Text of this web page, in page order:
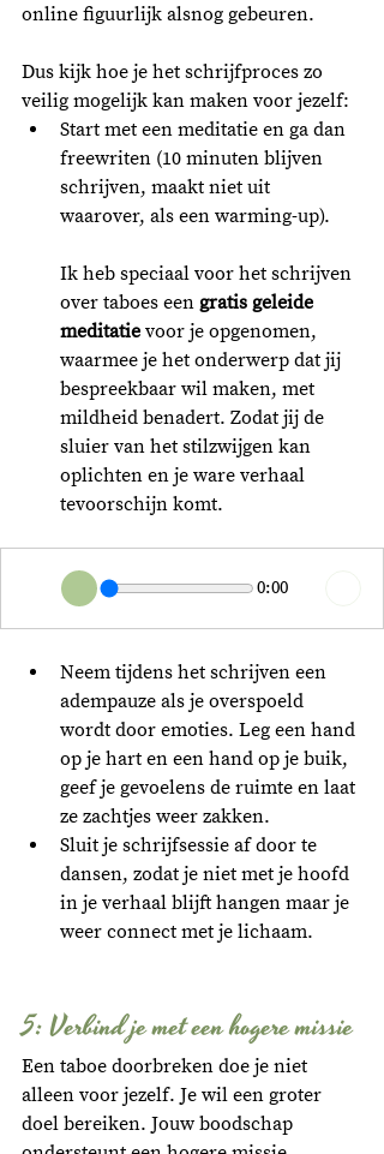
online figuurlijk alsnog gebeuren.
Dus kijk hoe je het schrijfproces zo
veilig mogelijk kan maken voor jezelf:
Start met een meditatie en ga dan
freewriten (10 minuten blijven
schrijven, maakt niet uit
waarover, als een warming-up).
Ik heb speciaal voor het schrijven
over taboes een gratis geleide
meditatie voor je opgenomen,
waarmee je het onderwerp dat jij
bespreekbaar wil maken, met
mildheid benadert. Zodat jij de
sluier van het stilzwijgen kan
oplichten en je ware verhaal
tevoorschijn komt.
0:00
Neem tijdens het schrijven een
adempauze als je overspoeld
wordt door emoties. Leg een hand
op je hart en een hand op je buik,
geef je gevoelens de ruimte en laat
ze zachtjes weer zakken.
Sluit je schrijfsessie af door te
dansen, zodat je niet met je hoofd
in je verhaal blijft hangen maar je
weer connect met je lichaam.
5: Verbind je met een hogere missie
Een taboe doorbreken doe je niet
alleen voor jezelf. Je wil een groter
doel bereiken. Jouw boodschap